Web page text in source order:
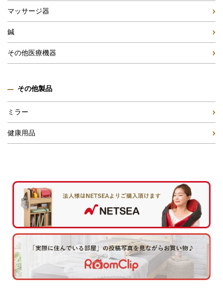
マッサージ器
鍼
その他医療機器
その他製品
ミラー
健康用品